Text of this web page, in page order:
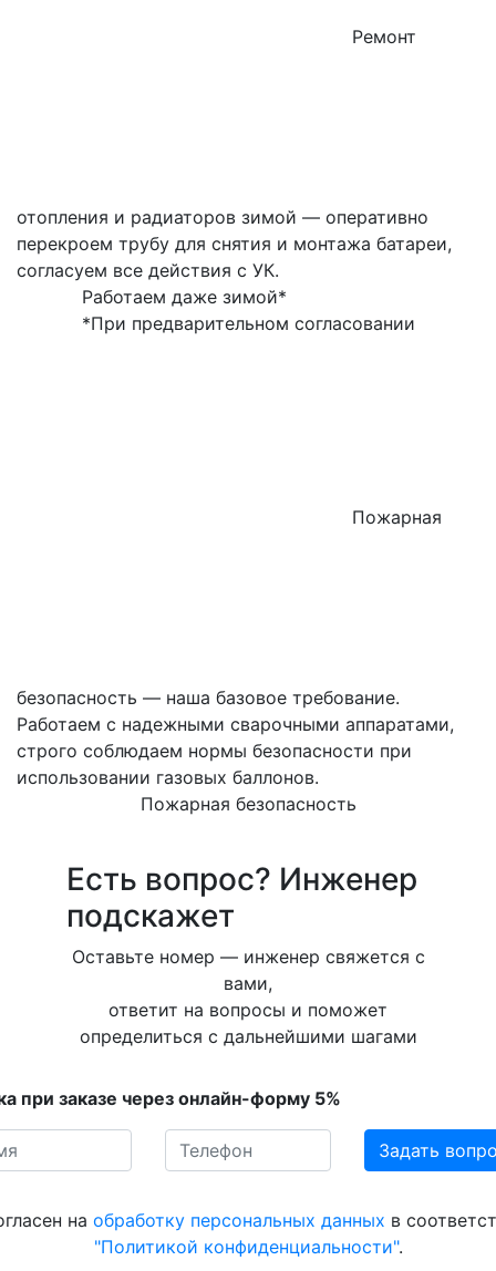
Ремонт
отопления и радиаторов зимой — оперативно
перекроем трубу для снятия и монтажа батареи,
согласуем все действия с УК.
Работаем даже зимой*
*При предварительном согласовании
Пожарная
безопасность — наша базовое требование.
Работаем с надежными сварочными аппаратами,
строго соблюдаем нормы безопасности при
использовании газовых баллонов.
Пожарная безопасность
Есть вопрос? Инженер
подскажет
Оставьте номер — инженер свяжется с
вами,
ответит на вопросы и поможет
определиться с дальнейшими шагами
при заказе через онлайн-форму 5%
на обработку персональных данных в
"Политикой конфиденциальности".